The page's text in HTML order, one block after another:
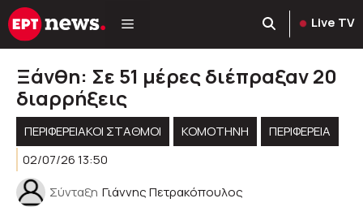
Μετάβαση
σε
Live TV
Ξάνθη: Σε 51 μέρες διέπραξαν 20
διαρρήξεις
ΠΕΡΙΦΕΡΕΙΑΚΟΊ ΣΤΑΘΜΟΊ KOMOTHNH
ΠΕΡΙΦΈΡΕΙΑ
02/07/26 13:50
Σύνταξη Γιάννης Πετρακόπουλος